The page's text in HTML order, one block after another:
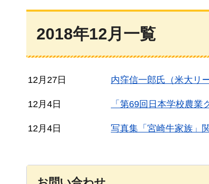
2018年12月一覧
12月27日 内窪信一郎氏（米大リ
12月4日 「第69回日本学校農
12月4日 写真集「宮崎牛家族」